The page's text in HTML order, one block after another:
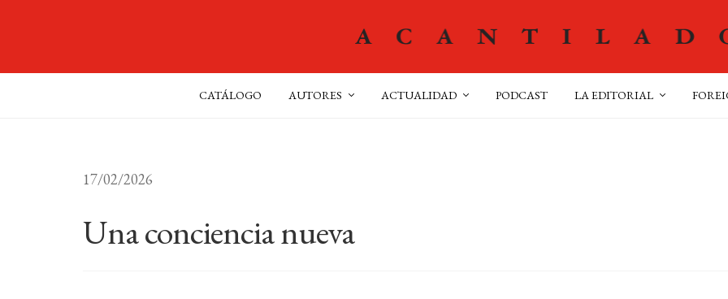
CATÁLOGO AUTORES ACTUALIDAD PODCAST LA EDITORIAL
17/02/2026
Una conciencia nueva